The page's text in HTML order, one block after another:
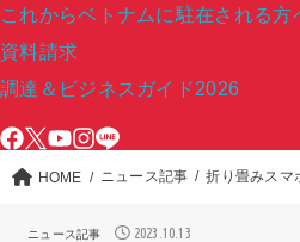
これからベトナムに駐在される方
資料請求
調達＆ビジネスガイド2026
HOME ニュース記事 折り畳みスマ
ニュース記事 2023.10.13